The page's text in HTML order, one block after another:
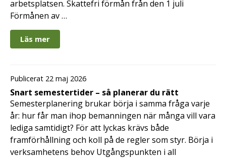
arbetsplatsen. Skattefri förmån från den 1 juli
Förmånen av …
Läs mer
Publicerat 22 maj 2026
Snart semestertider – så planerar du rätt
Semesterplanering brukar börja i samma fråga varje
år: hur får man ihop bemanningen när många vill vara
lediga samtidigt? För att lyckas krävs både
framförhållning och koll på de regler som styr. Börja i
verksamhetens behov Utgångspunkten i all